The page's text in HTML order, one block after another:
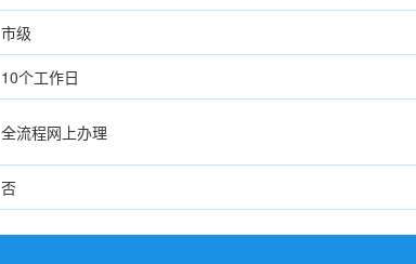
市级
10个工作日
全流程网上办理
否